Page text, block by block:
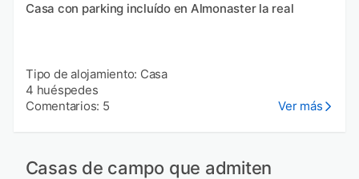
Casa con parking incluído en Almonaster la real
Tipo de alojamiento: Casa
4 huéspedes
Comentarios: 5
Ver más
Casas de campo que admiten